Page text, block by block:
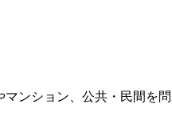
ンション、公共・民間を